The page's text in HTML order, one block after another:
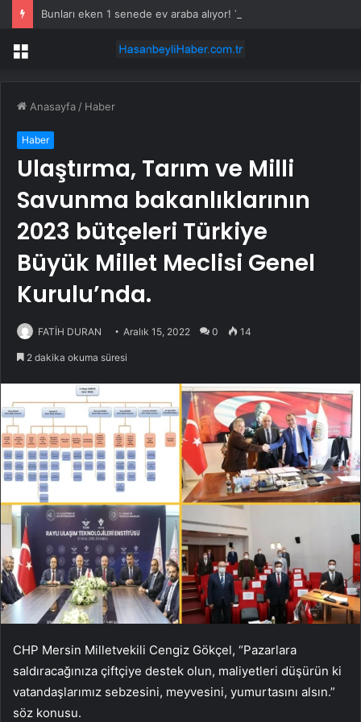
Menü
Anasayfa / Haber
Haber
Ulaştırma, Tarım ve Milli
Savunma bakanlıklarının
2023 bütçeleri Türkiye
Büyük Millet Meclisi Genel
Kurulu’nda.
FATİH DURAN Aralık 15, 2022 0 14
2 dakika okuma süresi
CHP Mersin Milletvekili Cengiz Gökçel, “Pazarlara
saldıracağınıza çiftçiye destek olun, maliyetleri düşürün ki
vatandaşlarımız sebzesini, meyvesini, yumurtasını alsın.”
söz konusu.